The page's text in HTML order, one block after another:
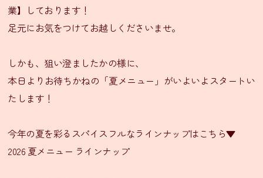
テ
イ
ア
ウ
ト
メ
ュ
ー
業】しております！
足元にお気をつけてお越しくださいませ。
しかも、狙い澄ましたかの様に、
本日よりお待ちかねの「夏メニュー」がいよいよスタートい
たします！
今年の夏を彩るスパイスフルなラインナップはこちら▼
2026 夏メニュー ラインナップ